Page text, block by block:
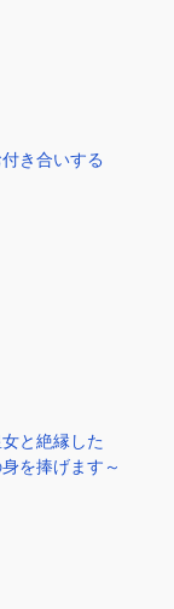
き合いする
と絶縁した
を捧げます～